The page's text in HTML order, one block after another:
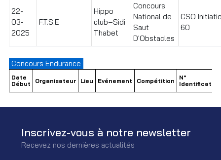
22-
03-
2025
F.T.S.E
Hippo
club–Sidi
Thabet
Concours
National de
Saut
D'Obstacles
CSO
60
Concours Endurance
Date
Début
Organisateur Lieu Evénement Compétition
N°
Identification
Inscrivez-vous à notre newsletter
Recevez nos dernières actualités